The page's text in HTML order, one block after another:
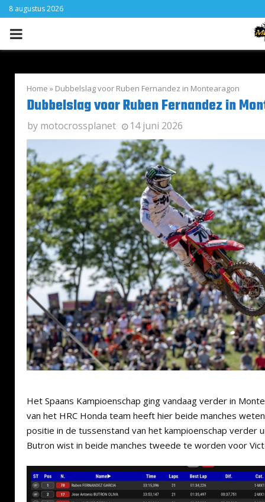
8 augustus 2026
PRIMARY
Home » Dubbelslag voor Ruben Fernandez in Montearagon
Dubbelslag voor Ruben Fernandez in
by motocrossplanet 14 juni 2026
Het Spaans Kampioenschap ging vandaag verder in
van het HRC Honda team heeft hier beide manches
positie in de tussenstand van het kampioenschap verder
Butron wist in beide manches tweede te worden voor